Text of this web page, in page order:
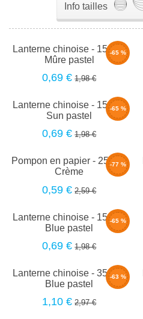
Info tailles
-65 %
Lanterne chinoise - 15cm -
Mûre pastel
0,69 € 1,98 €
-65 %
Lanterne chinoise - 15cm -
Sun pastel
0,69 € 1,98 €
-77 %
Pompon en papier - 25cm -
Crème
0,59 € 2,59 €
-65 %
Lanterne chinoise - 15cm -
Blue pastel
0,69 € 1,98 €
-63 %
Lanterne chinoise - 35cm -
Blue pastel
1,10 € 2,97 €